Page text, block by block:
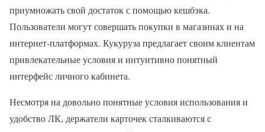
приумножать свой достаток с помощью кешбэка.
Пользователи могут совершать покупки в магазинах и на
интернет-платформах. Кукуруза предлагает своим клиентам
привлекательные условия и интуитивно понятный
интерфейс личного кабинета.
Несмотря на довольно понятные условия использования и
удобство ЛК, держатели карточек сталкиваются с